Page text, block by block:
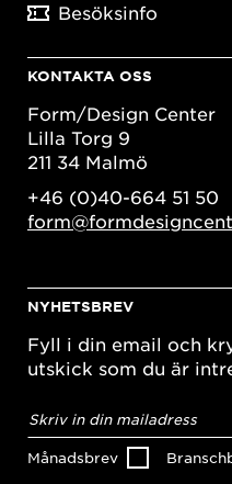
Besöksinfo
KONTAKTA OSS
Form/Design Center
Lilla Torg 9
211 34 Malmö
+46 (0)40-664 51 50
NYHETSBREV
Fyll i din email och
utskick som du är
postadress*
Månadsbrev